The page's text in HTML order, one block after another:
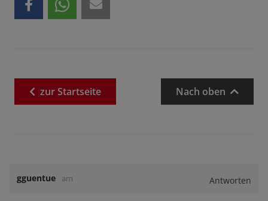
zurStartseite Nach oben
gguentue am Antworten